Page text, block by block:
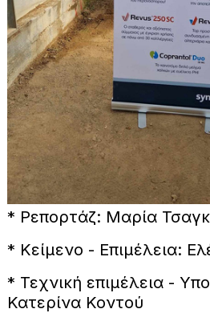
* Ρεπορτάζ: Μαρία
* Κείμενο - Επιμέλεια:
* Τεχνική επιμέλεια -
Κατερίνα Κοντού